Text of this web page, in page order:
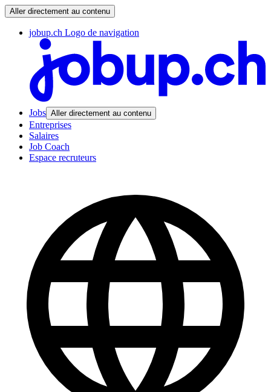
Aller directement au contenu
jobup.ch Logo de navigation
Jobs Aller directement au contenu
Entreprises
Salaires
Job Coach
Espace recruteurs